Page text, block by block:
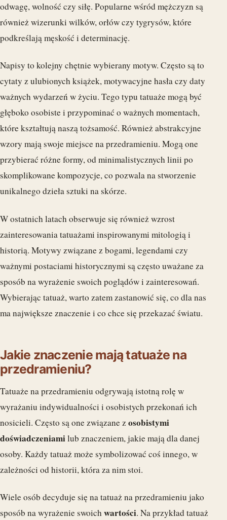
odwagę, wolność czy siłę. Popularne wśród mężczyzn są
również wizerunki wilków, orłów czy tygrysów, które
podkreślają męskość i determinację.
Napisy to kolejny chętnie wybierany motyw. Często są to
cytaty z ulubionych książek, motywacyjne hasła czy daty
ważnych wydarzeń w życiu. Tego typu tatuaże mogą być
głęboko osobiste i przypominać o ważnych momentach,
które kształtują naszą tożsamość. Również abstrakcyjne
wzory mają swoje miejsce na przedramieniu. Mogą one
przybierać różne formy, od minimalistycznych linii po
skomplikowane kompozycje, co pozwala na stworzenie
unikalnego dzieła sztuki na skórze.
W ostatnich latach obserwuje się również wzrost
zainteresowania tatuażami inspirowanymi mitologią i
historią. Motywy związane z bogami, legendami czy
ważnymi postaciami historycznymi są często uważane za
sposób na wyrażenie swoich poglądów i zainteresowań.
Wybierając tatuaż, warto zatem zastanowić się, co dla nas
ma największe znaczenie i co chce się przekazać światu.
Jakie znaczenie mają tatuaże na
przedramieniu?
Tatuaże na przedramieniu odgrywają istotną rolę w
wyrażaniu indywidualności i osobistych przekonań ich
nosicieli. Często są one związane zosobistymi
doświadczeniamilub znaczeniem, jakie mają dla danej
osoby. Każdy tatuaż może symbolizować coś innego, w
zależności od historii, która za nim stoi.
Wiele osób decyduje się na tatuaż na przedramieniu jako
sposób na wyrażenie swoichwartości. Na przykład tatuaż